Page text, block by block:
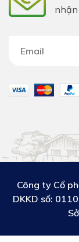
Công ty Cổ
DKKD số: